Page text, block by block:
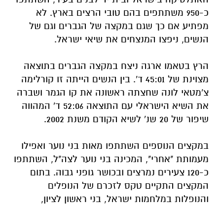
כ-950 משתתפים בהם טובי הרצים בארץ. לא
מפתיע אם כך שגם במקצה של הגברים וגם של
הנשים, ניפצו המנצחים את שיאי ישראל.
הרץ בטאמו ארגה ניצח במקצה הגברים בתוצאה
מצוינת של 45:01 ד'. בין הנשים הייתה זו קורלימה
צ'מטאי לונה שחצתה ראשונה את קו הגמר ושברה
את השיא הישראלי עם התוצאה 52:06 ד' המהווה
שיפור של 20 שנ' לשיא הקודם משנת 2002.
במקצים הנוספים השתתפו מאות בני נוער ואפילו
מעמותת "אחרי", המכינה בני נוער לצה"ל, השתתפו
כ-120 צעירים נמרצים ובכושר גופני גבוה. בתום
המקצים התקיים טקס לזכרם של הנופלים
והנופלות במלחמות ישראל, בני ראשון לציון,